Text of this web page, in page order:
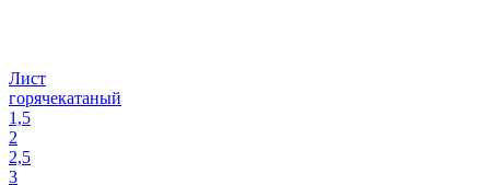
Лист
горячекатаный
1,5
2
2,5
3